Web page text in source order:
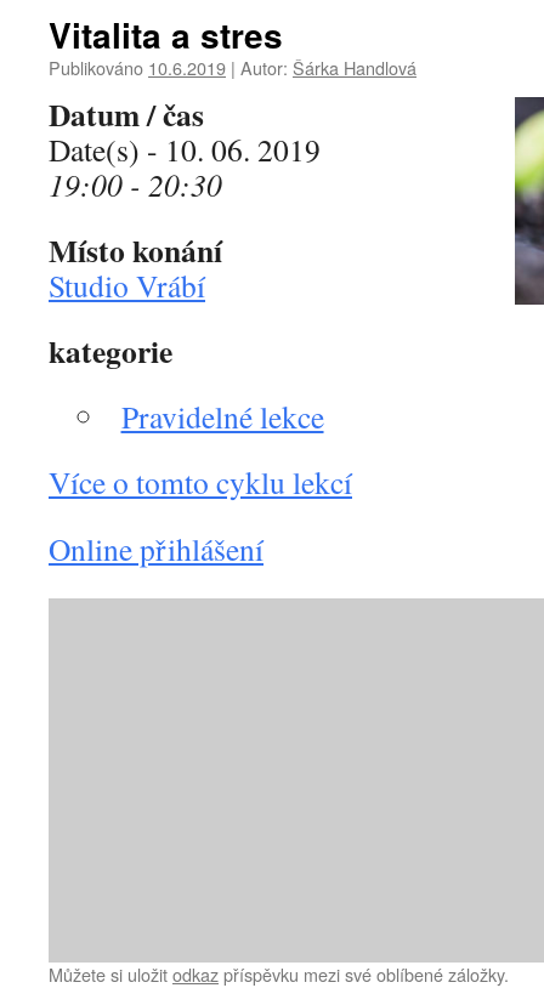
Vitalita a stres
Publikováno 10.6.2019 | Autor: Šárka Handlová
Datum / čas
Date(s) - 10. 06. 2019
19:00 - 20:30
Místo konání
Studio Vrábí
kategorie
Pravidelné lekce
Více o tomto cyklu lekcí
Online přihlášení
Můžete si uložitodkazpříspěvku mezi své oblíbené záložky.